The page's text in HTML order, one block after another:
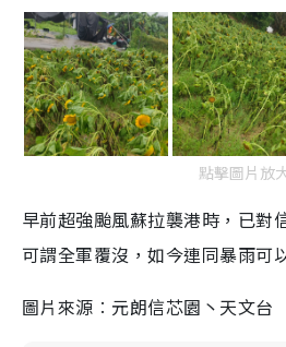
點擊圖片放
早前超強颱風蘇拉襲港時，已對
可謂全軍覆沒，如今連同暴雨可
圖片來源︰元朗信芯園丶天文台